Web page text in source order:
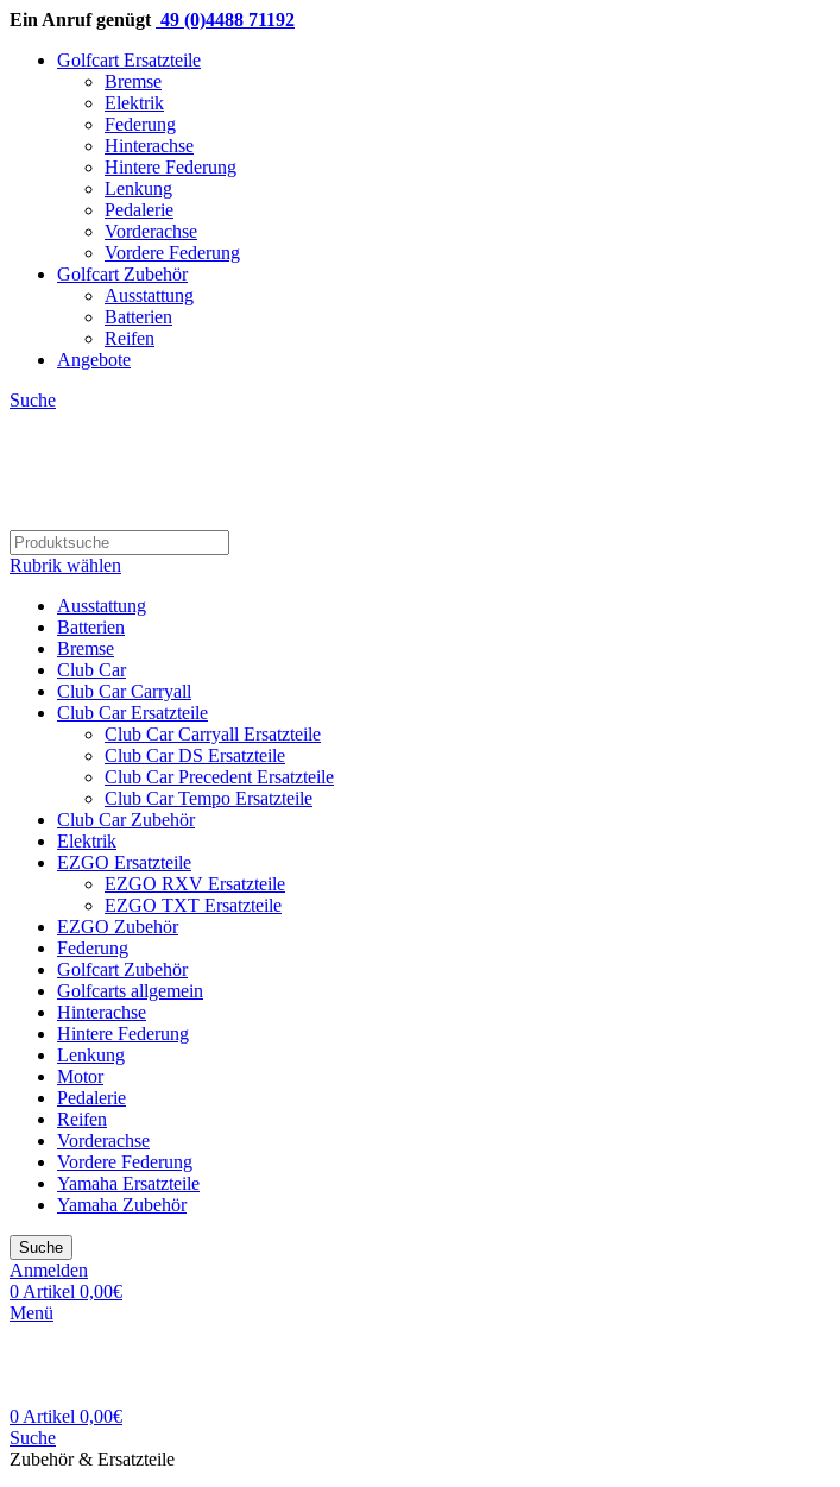
Ein Anruf genügt 49 (0)4488 71192
Golfcart Ersatzteile
Bremse
Elektrik
Federung
Hinterachse
Hintere Federung
Lenkung
Pedalerie
Vorderachse
Vordere Federung
Golfcart Zubehör
Ausstattung
Batterien
Reifen
Angebote
Suche
Rubrik wählen
Ausstattung
Batterien
Bremse
Club Car
Club Car Carryall
Club Car Ersatzteile
Club Car Carryall Ersatzteile
Club Car DS Ersatzteile
Club Car Precedent Ersatzteile
Club Car Tempo Ersatzteile
Club Car Zubehör
Elektrik
EZGO Ersatzteile
EZGO RXV Ersatzteile
EZGO TXT Ersatzteile
EZGO Zubehör
Federung
Golfcart Zubehör
Golfcarts allgemein
Hinterachse
Hintere Federung
Lenkung
Motor
Pedalerie
Reifen
Vorderachse
Vordere Federung
Yamaha Ersatzteile
Yamaha Zubehör
Suche
Anmelden
0 Artikel 0,00€
Menü
0 Artikel 0,00€
Suche
Zubehör & Ersatzteile